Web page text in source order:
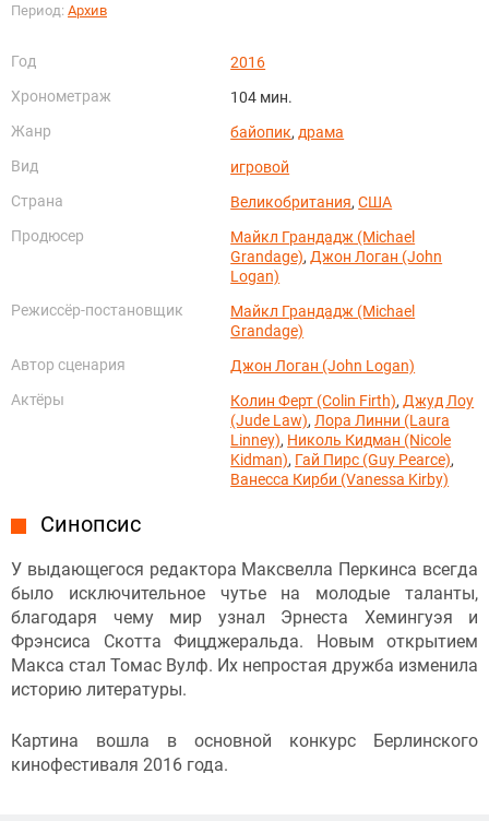
Период: Архив
Год
2016
Хронометраж
104 мин.
Жанр
байопик, драма
Вид
игровой
Страна
Великобритания,США
Продюсер
Майкл Грандадж (Michael
Grandage), Джон Логан (John
Logan)
Режиссёр-постановщик
Майкл Грандадж (Michael
Grandage)
Автор сценария
Джон Логан (John Logan)
Актёры
Колин Ферт (Colin Firth), Джуд Лоу
(Jude Law), Лора Линни (Laura
Linney), Николь Кидман (Nicole
Kidman), Гай Пирс (Guy Pearce),
Ванесса Кирби (Vanessa Kirby)
Синопсис
У выдающегося редактора Максвелла Перкинса всегда
было исключительное чутье на молодые таланты,
благодаря чему мир узнал Эрнеста Хемингуэя и
Фрэнсиса Скотта Фицджеральда. Новым открытием
Макса стал Томас Вулф. Их непростая дружба изменила
историю литературы.
Картина вошла в основной конкурс Берлинского
кинофестиваля 2016 года.